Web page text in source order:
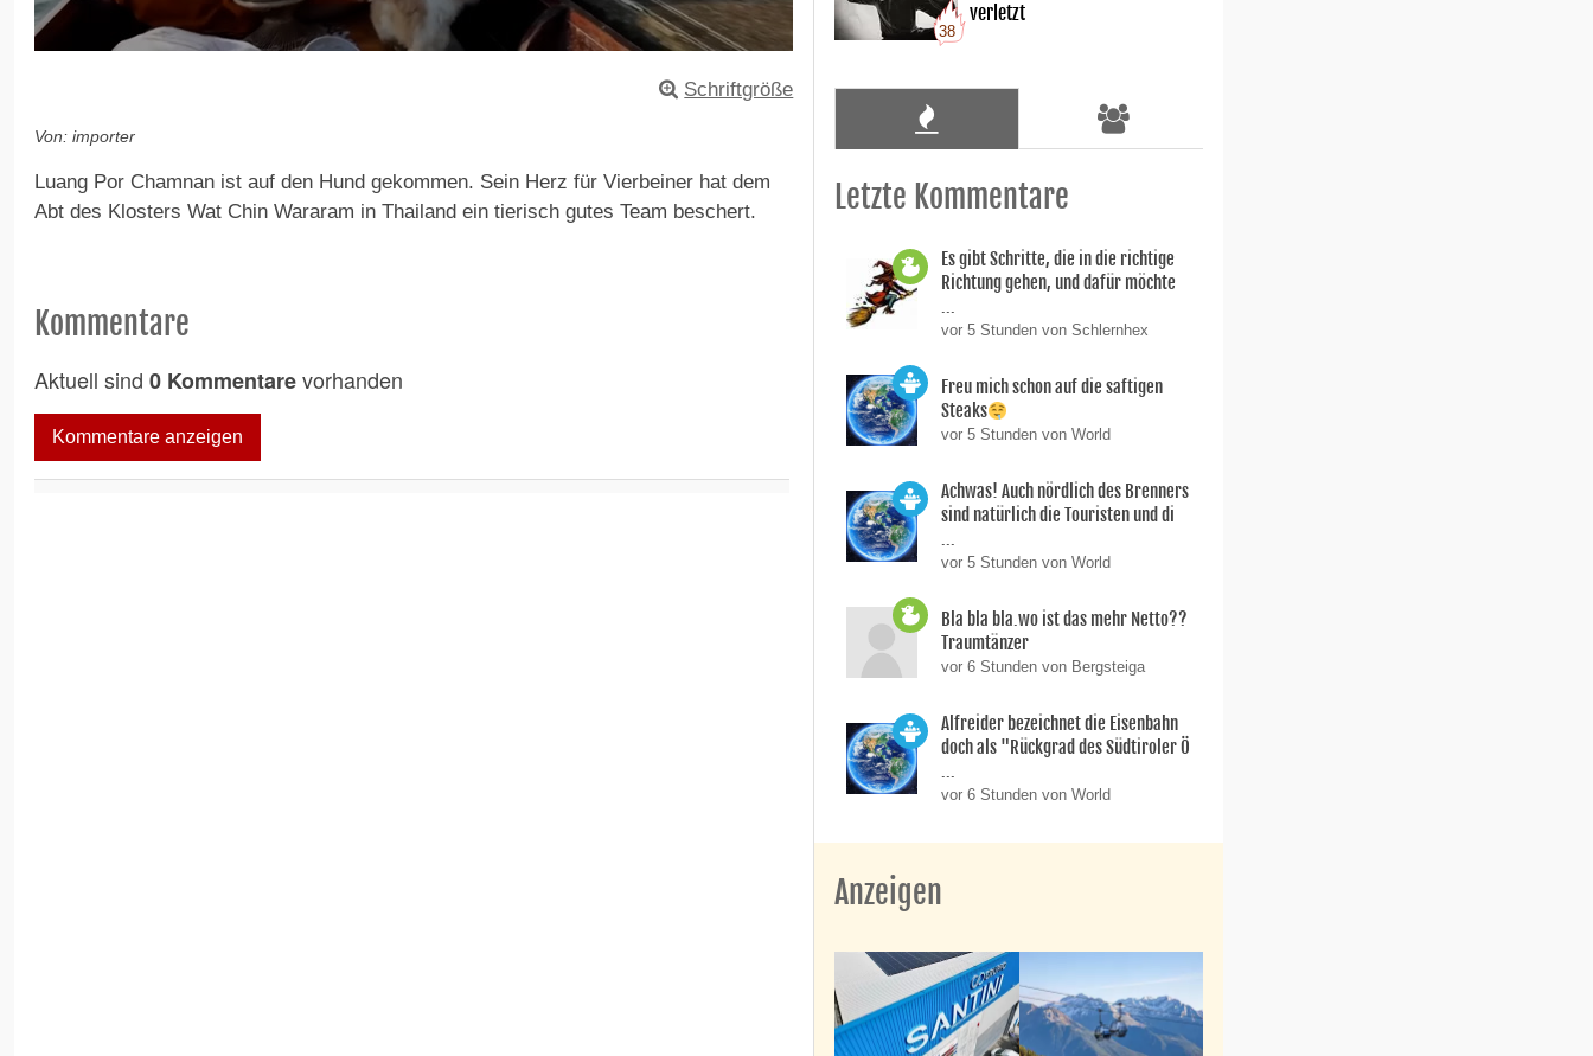
o
d
s
o
n
u
s
1
s
e
Schriftgröße
Von: importer
Luang Por Chamnan ist auf den Hund gekommen. Sein Herz für Vierbeiner hat dem
Abt des Klosters Wat Chin Wararam in Thailand ein tierisch gutes Team beschert.
Kommentare
Aktuell sind 0 Kommentarevorhanden
Kommentare anzeigen
38
verletzt
Letzte Kommentare
Es gibt Schritte, die in die richtige
Richtung gehen, und dafür möchte
...
vor 5 Stunden von Schlernhex
Freu mich schon auf die saftigen
Steaks
vor 5 Stunden von World
Achwas! Auch nördlich des Brenners
sind natürlich die Touristen und di
...
vor 5 Stunden von World
Bla bla bla.wo ist das mehr Netto??
Traumtänzer
vor 6 Stunden von Bergsteiga
Alfreider bezeichnet die Eisenbahn
doch als "Rückgrad des Südtiroler Ö
...
vor 6 Stunden von World
Anzeigen